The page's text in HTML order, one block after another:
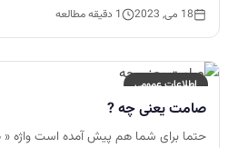
18 می, 2023 1 دقیقه مطالعه
اطلاعات عمومی
صامت یعنی چه ?
حتما برای شما هم پیش آمده است واژه «